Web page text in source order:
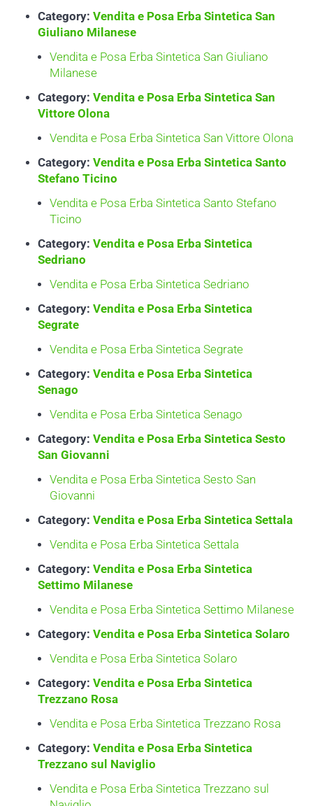
Category:Vendita e Posa Erba Sintetica San
Giuliano Milanese
Vendita e Posa Erba Sintetica San Giuliano
Milanese
Category:Vendita e Posa Erba Sintetica San
Vittore Olona
Vendita e Posa Erba Sintetica San Vittore Olona
Category:Vendita e Posa Erba Sintetica Santo
Stefano Ticino
Vendita e Posa Erba Sintetica Santo Stefano
Ticino
Category:Vendita e Posa Erba Sintetica
Sedriano
Vendita e Posa Erba Sintetica Sedriano
Category:Vendita e Posa Erba Sintetica
Segrate
Vendita e Posa Erba Sintetica Segrate
Category:Vendita e Posa Erba Sintetica
Senago
Vendita e Posa Erba Sintetica Senago
Category:Vendita e Posa Erba Sintetica Sesto
San Giovanni
Vendita e Posa Erba Sintetica Sesto San
Giovanni
Category:Vendita e Posa Erba Sintetica Settala
Vendita e Posa Erba Sintetica Settala
Category:Vendita e Posa Erba Sintetica
Settimo Milanese
Vendita e Posa Erba Sintetica Settimo Milanese
Category:Vendita e Posa Erba Sintetica Solaro
Vendita e Posa Erba Sintetica Solaro
Category:Vendita e Posa Erba Sintetica
Trezzano Rosa
Vendita e Posa Erba Sintetica Trezzano Rosa
Category:Vendita e Posa Erba Sintetica
Trezzano sul Naviglio
Vendita e Posa Erba Sintetica Trezzano sul